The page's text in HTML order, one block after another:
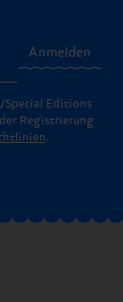
Anmelden
Special Editions
Registrierung
.